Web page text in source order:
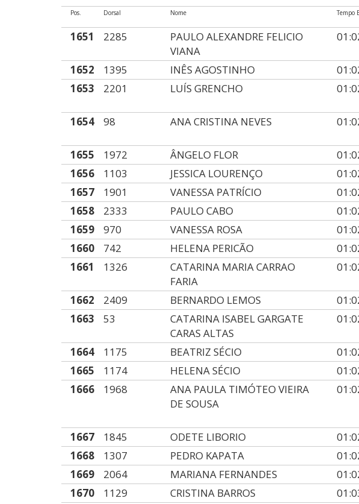
Pos. Dorsal Nome Tempo
1651 2285
PAULO ALEXANDRE FELICIO
VIANA
1652 1395 INÊS AGOSTINHO
1653
2201 LUÍS GRENCHO
1654 98 ANA CRISTINA NEVES
1655 1972 ÂNGELO FLOR
1656
1103 JESSICA LOURENÇO
1657
1901 VANESSA PATRÍCIO
1658
2333 PAULO CABO
1659
970 VANESSA ROSA
1660
742 HELENA PERICÃO
1661
1326
CATARINA MARIA CARRAO
FARIA
1662 2409 BERNARDO LEMOS
1663
53
CATARINA ISABEL GARGATE
CARAS ALTAS
1664 1175 BEATRIZ SÉCIO
1665
1174 HELENA SÉCIO
1666
1968
ANA PAULA TIMÓTEO VIEIRA
DE SOUSA
1667 1845 ODETE LIBORIO
1668
1307 PEDRO KAPATA
1669
2064 MARIANA FERNANDES
1670
1129 CRISTINA BARROS